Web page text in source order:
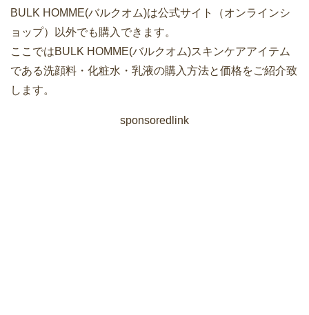
BULK HOMME(バルクオム)は公式サイト（オンラインシ
ョップ）以外でも購入できます。
ここではBULK HOMME(バルクオム)スキンケアアイテム
である洗顔料・化粧水・乳液の購入方法と価格をご紹介致
します。
sponsoredlink